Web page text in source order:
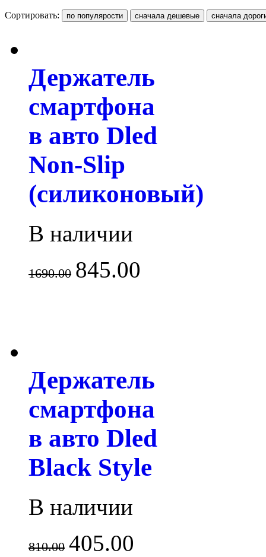
Сортировать:
Держатель
смартфона
в авто Dled
Non-Slip
(силиконовый)
В наличии
1690.00 845.00
Держатель
смартфона
в авто Dled
Black Style
В наличии
810.00 405.00